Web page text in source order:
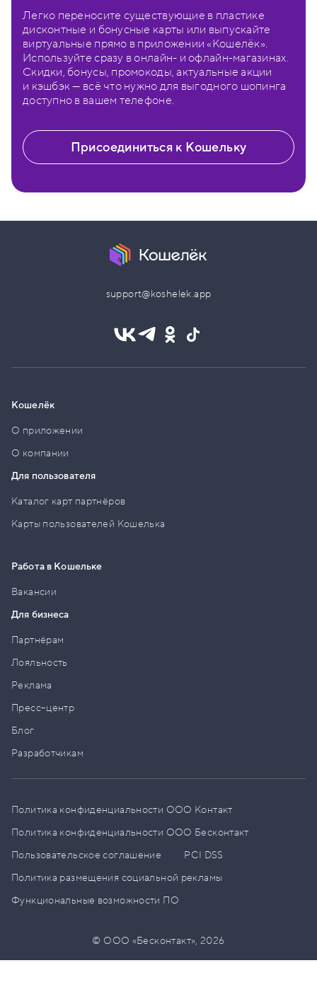
Легко переносите существующие в пластике
дисконтные и бонусные карты или выпускайте
виртуальные прямо в приложении «Кошелёк».
Используйте сразу в онлайн- и офлайн-магазинах.
Скидки, бонусы, промокоды, актуальные акции
и кэшбэк — всё что нужно для выгодного шопинга
доступно в вашем телефоне.
Присоединиться к Кошельку
support@koshelek.app
Кошелёк
О приложении
О компании
Для пользователя
Каталог карт партнёров
Карты пользователей Кошелька
Работа в Кошельке
Вакансии
Для бизнеса
Партнёрам
Лояльность
Реклама
Пресс–центр
Блог
Разработчикам
Политика конфиденциальности ООО Контакт
Политика конфиденциальности ООО Бесконтакт
Пользовательское соглашение
PCI DSS
Политика размещения социальной рекламы
Функциональные возможности ПО
© ООО «Бесконтакт»,2026